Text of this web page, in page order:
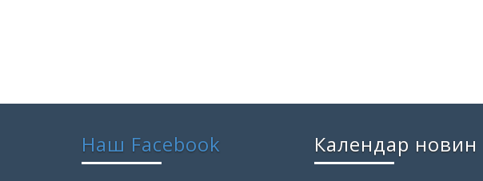
Наш Facebook Календар новин